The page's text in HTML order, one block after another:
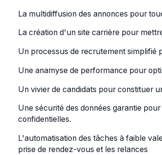
La multidiffusion des annonces pour
La création d'un site carrière pour
Un processus de recrutement simplifié
Une anamyse de performance pour
Un vivier de candidats pour constituer
Une sécurité des données garantie
confidentielles.
L'automatisation des tâches à faible
prise de rendez-vous et les relances